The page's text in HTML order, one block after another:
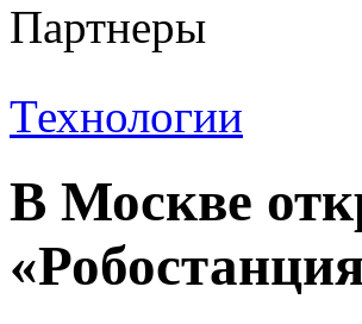
Партнеры
Технологии
В Москве